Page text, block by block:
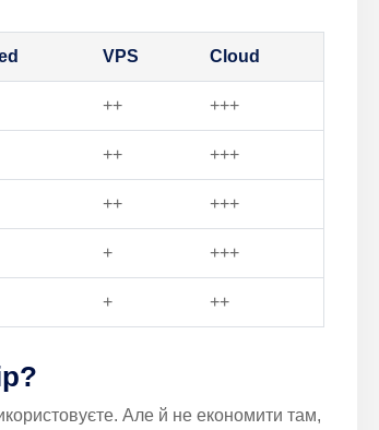
VPS Cloud
++ +++
++ +++
++ +++
+ +++
+ ++
Але й не економити там,